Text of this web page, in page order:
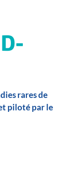
rares de
piloté par le